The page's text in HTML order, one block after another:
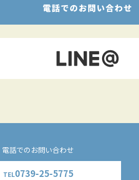
電話でのお問い合わせ
TEL0739-25-5775